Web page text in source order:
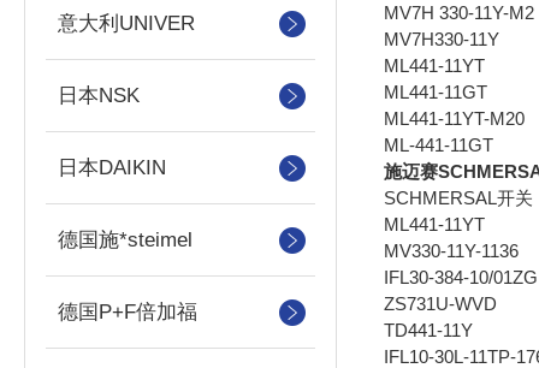
意大利UNIVER
日本NSK
日本DAIKIN
德国施*steimel
德国P+F倍加福
MV7H 330-11Y-M2
MV7H330-11Y
ML441-11YT
ML441-11GT
ML441-11YT-M20
ML-441-11GT
施迈赛
SCHMERSAL开关
ML441-11YT
MV330-11Y-1136
IFL30-384-10/01ZG
ZS731U-WVD
TD441-11Y
IFL10-30L-11TP-